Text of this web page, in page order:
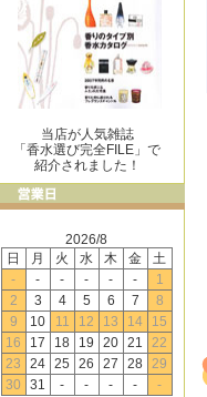
当店が人気雑誌
「香水選び完全FILE」で
紹介されました！
2026/8
日
月 火 水 木 金
土
-
- - - - -
1
2
3 4 5 6 7
8
9
10 11 12 13 14
15
16
17 18 19 20 21
22
23
24 25 26 27 28 29
30
31 - - - - -